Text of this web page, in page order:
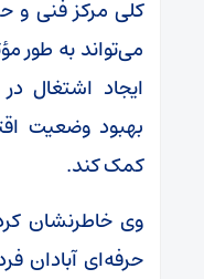
کلی مرکز فنی و
می‌تواند به طور
ایجاد اشتغال
بهبود وضعیت
کمک کند.
وی خاطرنشان
حرفه‌ای آبادان